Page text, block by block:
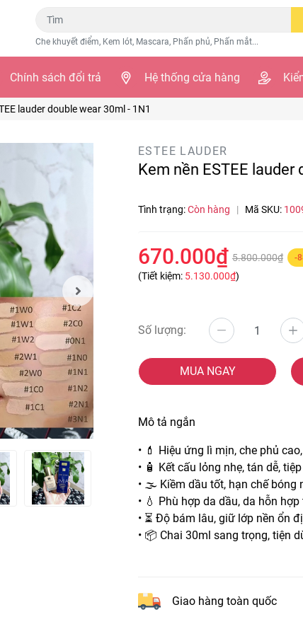
Che khuyết điểm, Kem lót, Mascara, Phấn phủ, Phấn mắt...
Chính sách đổi trả Hệ thống cửa hàng
lauder double wear 30ml - 1N1
ESTEE LAUDER
Kem nền ESTEE lauder
Tình trạng:Còn hàng | Mã SKU:
670.000₫ 5.800.000₫ -
(Tiết kiệm: 5.130.000₫)
Số lượng:
MUA NGAY
Mô tả ngắn
• 💄 Hiệu ứng lì mịn, che phủ
• 🧴 Kết cấu lỏng nhẹ, tán dễ,
• 🌫️ Kiềm dầu tốt, hạn chế bóng
• 💧 Phù hợp da dầu, da hỗn
• ⏳ Độ bám lâu, giữ lớp nền ổn
• 📦 Chai 30ml sang trọng, tiện
Giao hàng toàn quốc